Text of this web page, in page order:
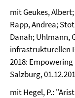
mit Geukes,
Rapp, Andrea;
Danah; Uhlmann,
infrastrukturellen
2018:
Salzburg,
mit Hegel, P.: